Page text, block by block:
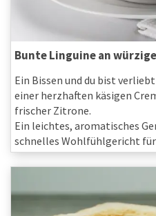
Bunte Linguine an
Ein Bissen und du bist
einer herzhaften käsigen
frischer Zitrone.
Ein leichtes, aromatisches
schnelles Wohlfühlgericht für